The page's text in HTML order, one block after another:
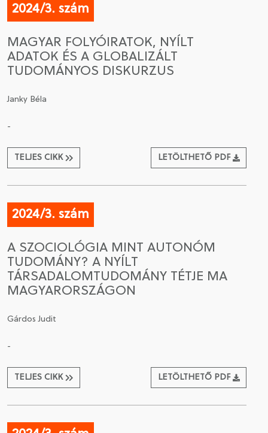
2024/3. szám
MAGYAR FOLYÓIRATOK, NYÍLT
ADATOK ÉS A GLOBALIZÁLT
TUDOMÁNYOS DISKURZUS
Janky Béla
-
TELJES CIKK LETÖLTHETŐ PDF
2024/3. szám
A SZOCIOLÓGIA MINT AUTONÓM
TUDOMÁNY? A NYÍLT
TÁRSADALOMTUDOMÁNY TÉTJE MA
MAGYARORSZÁGON
Gárdos Judit
-
TELJES CIKK LETÖLTHETŐ PDF